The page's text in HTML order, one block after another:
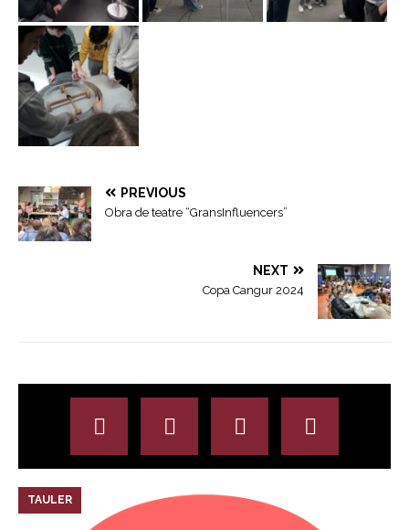
PREVIOUS
Obra de teatre “GransInfluencers”
NEXT
Copa Cangur 2024
TAULER